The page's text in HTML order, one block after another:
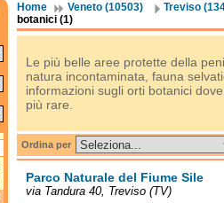
Home Veneto (10503)
Treviso
botanici (1)
Le più belle aree protette della
natura incontaminata, fauna
informazioni sugli orti botanici
più rare.
Ordina per
Parco Naturale del Fiume Sile
via Tandura 40, Treviso (TV)